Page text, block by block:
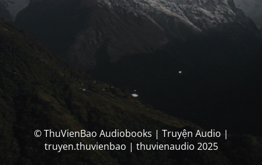
© ThuVienBao Audiobooks | Truyện Audio |
truyen.thuvienbao | thuvienaudio 2025